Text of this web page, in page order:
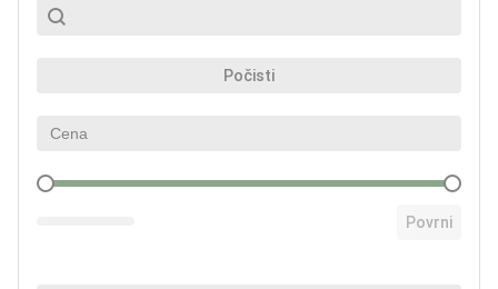
SubSearch
Search content
Počisti
Cena
Cena
Povrni